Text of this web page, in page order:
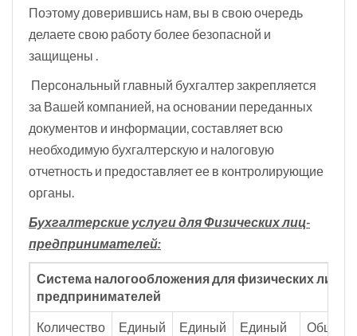
Поэтому доверившись нам, вы в свою очередь
делаете свою работу более безопасной и
защищены .
Персональный главный бухгалтер закрепляется
за Вашей компанией, на основании переданных
документов и информации, составляет всю
необходимую бухгалтерскую и налоговую
отчетность и предоставляет ее в контролирующие
органы.
Бухгалтерские услуги для Физических лиц-
предпринимателей:
Система налогообложения для физических лиц
предпринимателей
Количество
Единый
Единый
Единый
Общая